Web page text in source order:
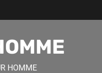
HOMME